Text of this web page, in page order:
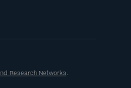
Research Networks